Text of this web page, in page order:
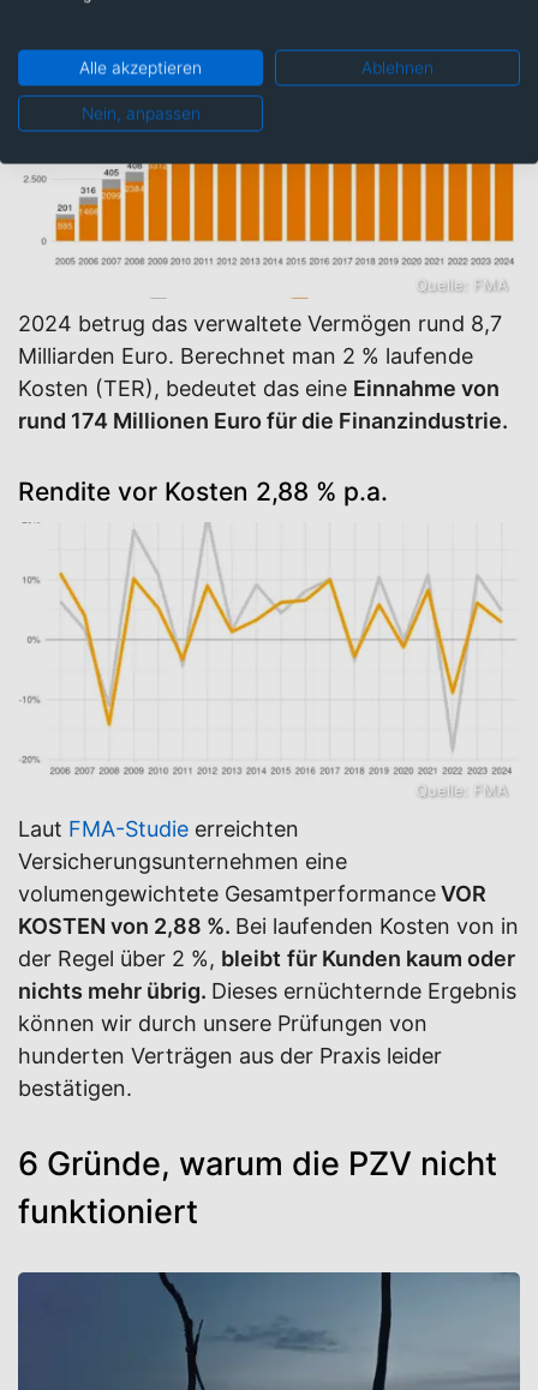
Quelle: FMA
2024 betrug das verwaltete Vermögen rund 8,7
Milliarden Euro. Berechnet man 2 % laufende
Kosten (TER), bedeutet das eine Einnahme von
rund 174 Millionen Euro für die Finanzindustrie.
Rendite vor Kosten 2,88 % p.a.
Quelle: FMA
Laut FMA-Studie erreichten
Versicherungsunternehmen eine
volumengewichtete GesamtperformanceVOR
KOSTEN von 2,88 %. Bei laufenden Kosten von in
der Regel über 2 %, bleibt für Kunden kaum oder
nichts mehr übrig. Dieses ernüchternde Ergebnis
können wir durch unsere Prüfungen von
hunderten Verträgen aus der Praxis leider
bestätigen.
6 Gründe, warum die PZV nicht
funktioniert
Alle akzeptieren Ablehnen
Nein, anpassen